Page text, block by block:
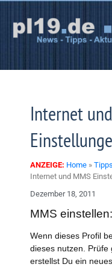
Zum
springen
Internet
ANZEIGE: Home » Tipps
Internet und MMS
Dezember 18, 2011
MMS einstellen:
Wenn dieses Profil
dieses nutzen. Prüfe
erstellst Du ein